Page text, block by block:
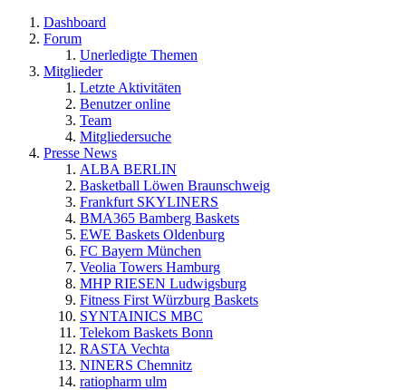
Dashboard
Forum
Unerledigte Themen
Mitglieder
Letzte Aktivitäten
Benutzer online
Team
Mitgliedersuche
Presse News
ALBA BERLIN
Basketball Löwen Braunschweig
Frankfurt SKYLINERS
BMA365 Bamberg Baskets
EWE Baskets Oldenburg
FC Bayern München
Veolia Towers Hamburg
MHP RIESEN Ludwigsburg
Fitness First Würzburg Baskets
SYNTAINICS MBC
Telekom Baskets Bonn
RASTA Vechta
NINERS Chemnitz
ratiopharm ulm